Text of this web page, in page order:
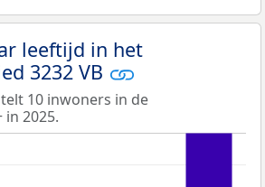
leeftijd in het
3232 VB
10 inwoners in de
2025.